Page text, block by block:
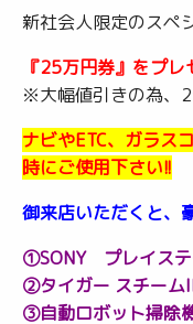
新社会人限定のスペ
『25万円券』をプレ
※大幅値引きの為、2
ナビやETC、ガラス
時にご使用下さい!!
御来店いただくと、
①SONY プレイステ
②タイガー スチーム
③自動ロボット掃除